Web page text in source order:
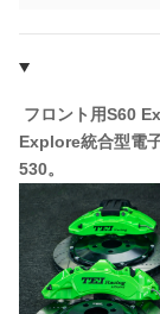
フロント用S60
Explore統合型電
530。